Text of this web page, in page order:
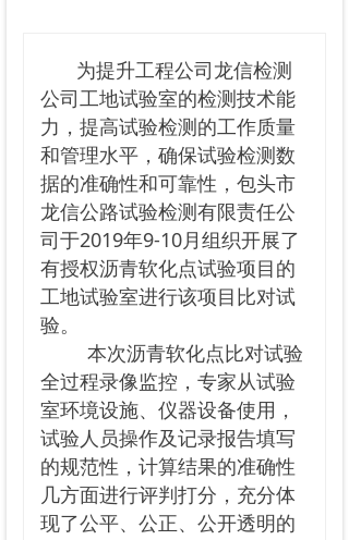
为提升工程公司龙信检测
公司工地试验室的检测技术能
力，提高试验检测的工作质量
和管理水平，确保试验检测数
据的准确性和可靠性，包头市
龙信公路试验检测有限责任公
司于2019年9-10月组织开展了
有授权沥青软化点试验项目的
工地试验室进行该项目比对试
验。
本次沥青软化点比对试验
全过程录像监控，专家从试验
室环境设施、仪器设备使用，
试验人员操作及记录报告填写
的规范性，计算结果的准确性
几方面进行评判打分，充分体
现了公平、公正、公开透明的